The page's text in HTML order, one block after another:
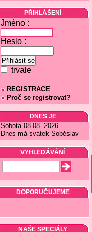
PŘIHLÁŠENÍ
Jméno :
Heslo :
trvale
REGISTRACE
Proč se registrovat?
DNES JE
Sobota 08.08. 2026
Dnes má svátek Soběslav
VYHLEDÁVÁNÍ
DOPORUČUJEME
NAŠE SPECIÁLY